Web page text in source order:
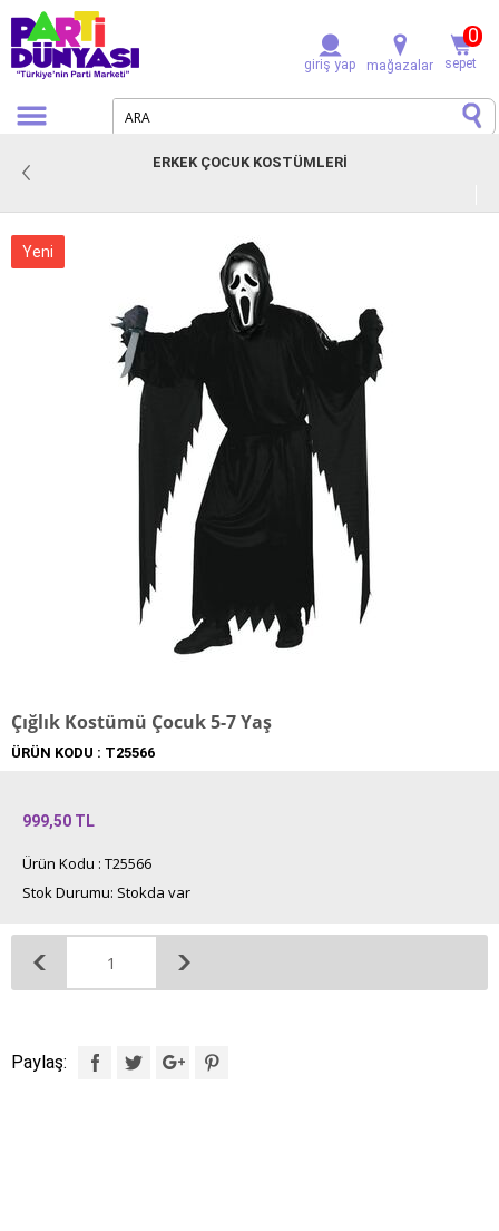
giriş yap mağazalar sepet
0
ERKEK ÇOCUK KOSTÜMLERI
Yeni
Çığlık Kostümü Çocuk 5-7 Yaş
ÜRÜN KODU : T25566
999,50 TL
Ürün Kodu : T25566
Stok Durumu: Stokda var
Paylaş: